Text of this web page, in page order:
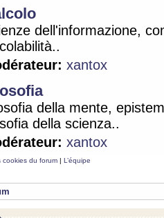
dell'informazione,
xantox
della mente,
della scienza..
xantox
cookies du forum | L’équipe